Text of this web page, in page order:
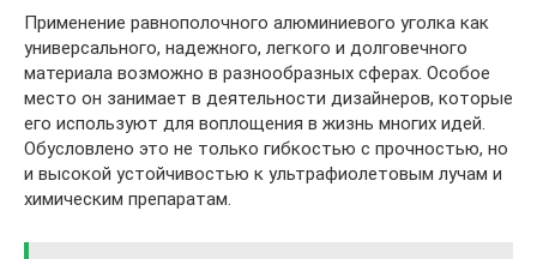
Применение равнополочного алюминиевого уголка как
универсального, надежного, легкого и долговечного
материала возможно в разнообразных сферах. Особое
место он занимает в деятельности дизайнеров, которые
его используют для воплощения в жизнь многих идей.
Обусловлено это не только гибкостью с прочностью, но
и высокой устойчивостью к ультрафиолетовым лучам и
химическим препаратам.